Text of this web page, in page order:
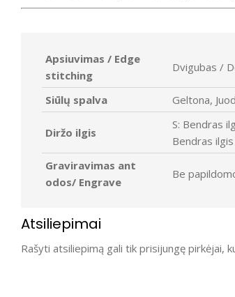
Apsiuvimas / Edge
stitching
Dvigubas /
Siūlų spalva Geltona,
Diržo ilgis
S: Bendras
Bendras
Graviravimas ant
odos/ Engrave
Be
Atsiliepimai
Rašyti atsiliepimą gali tik prisijungę pirkėjai,